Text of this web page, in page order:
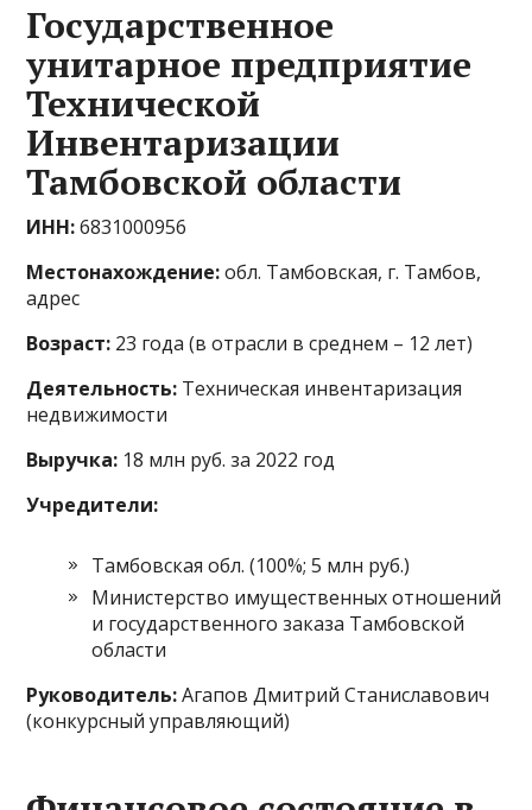
Государственное
унитарное предприятие
Технической
Инвентаризации
Тамбовской области
ИНН:6831000956
Местонахождение:обл. Тамбовская, г. Тамбов,
адрес
Возраст: 23 года (в отрасли в среднем – 12 лет)
Деятельность: Техническая инвентаризация
недвижимости
Выручка: 18 млн руб. за 2022 год
Учредители:
Тамбовская обл. (100%; 5 млн руб.)
Министерство имущественных отношений
и государственного заказа Тамбовской
области
Руководитель:Агапов Дмитрий Станиславович
(конкурсный управляющий)